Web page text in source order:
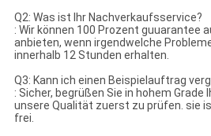
Q2: Was ist Ihr Nachverkaufsservice?
: Wir können 100 Prozent guuarantee
anbieten, wenn irgendwelche
innerhalb 12 Stunden erhalten.
Q3: Kann ich einen Beispielauftrag
: Sicher, begrüßen Sie in hohem
unsere Qualität zuerst zu prüfen. sie
frei.